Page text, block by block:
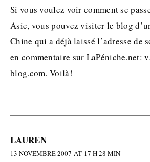
Si vous voulez voir comment se
Asie, vous pouvez visiter le blog
Chine qui a déjà laissé l’adresse de
en commentaire sur LaPéniche.net:
blog.com. Voilà!
LAUREN
13 NOVEMBRE 2007 AT 17 H 28 MIN